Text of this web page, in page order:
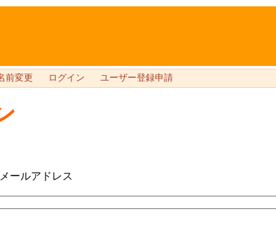
前変更 ログイン ユーザー登録申請
ールアドレス